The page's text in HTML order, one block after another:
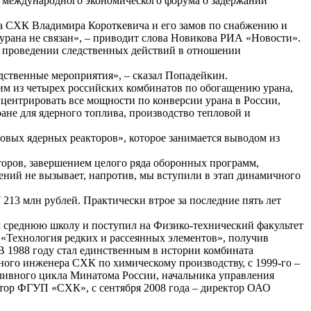
СХК Владимира Короткевича и его замов по снабжению и
не связан», – приводит слова Новикова РИА «Новости».
следственных действий в отношении
мероприятия», – сказал Попадейкин.
из четырех российских комбинатов по обогащению урана,
все мощности по конверсии урана в России,
для ядерного топлива, производство тепловой и
ядерных реакторов», которое занимается выводом из
завершением целого ряда оборонных программ,
не вызывает, напротив, мы вступили в этап динамичного
213млн рублей. Практически втрое за последние пять лет
школу и поступил на Физико-технический факультет
редких и рассеянных элементов», получив
году стал единственным в истории комбината
инженера СХК по химическому производству, с 1999-го –
цикла Минатома России, начальника управления
ФГУП «СХК», с сентября 2008 года – директор ОАО